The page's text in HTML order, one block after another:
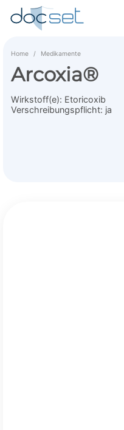
Home Medikamente
Arcoxia®
Wirkstoff(e): Etoricoxib
Verschreibungspflicht: ja